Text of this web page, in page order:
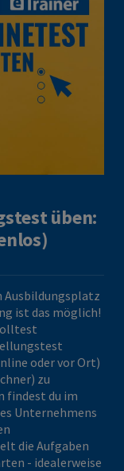
üben:
Ausbildungsplatz
ist das möglich!
oder vor Ort)
zu
findest du im
Unternehmens
die Aufgaben
- idealerweise